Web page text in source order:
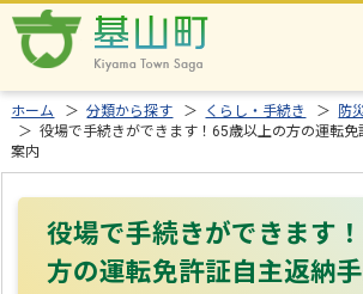
ホーム ＞分類から探す ＞ くらし・手続き ＞ 防
＞ 役場で手続きができます！65歳以上の方の運転
案内
役場で手続きができます
方の運転免許証自主返納